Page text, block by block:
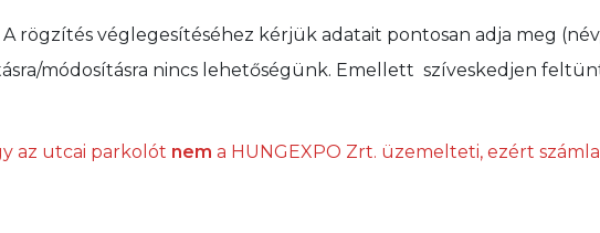
A rögzítés véglegesítéséhez kérjük adatait pontosan adja meg (név,
módosításra nincs lehetőségünk. Emellett szíveskedjen
az utcai parkolót nem a HUNGEXPO Zrt. üzemelteti, ezért